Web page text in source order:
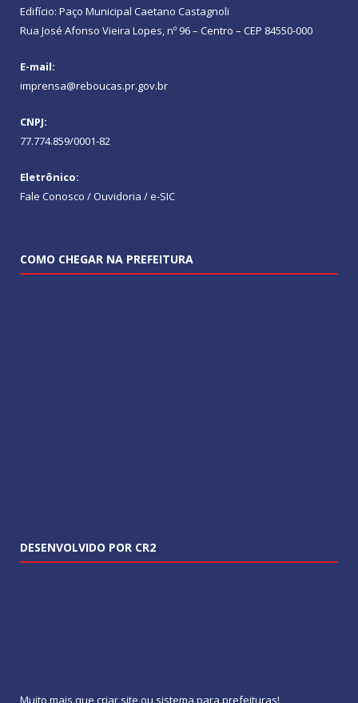
Edifício: Paço Municipal Caetano Castagnoli
Rua José Afonso Vieira Lopes, nº 96 – Centro – CEP 84550-000
E-mail:
imprensa@reboucas.pr.gov.br
CNPJ:
77.774.859/0001-82
Eletrônico:
Fale Conosco / Ouvidoria / e-SIC
COMO CHEGAR NA PREFEITURA
DESENVOLVIDO POR CR2
Muito mais que criar site ou sistema para prefeituras!